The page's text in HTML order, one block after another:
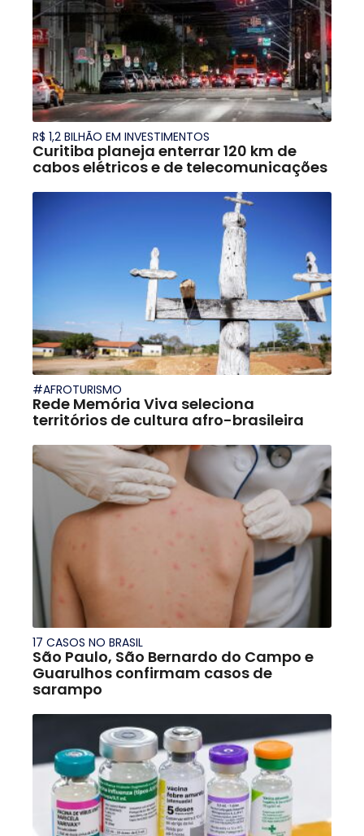
R$ 1,2 BILHÃO EM INVESTIMENTOS
Curitiba planeja enterrar 120 km de
cabos elétricos e de telecomunicações
#AFROTURISMO
Rede Memória Viva seleciona
territórios de cultura afro-brasileira
17 CASOS NO BRASIL
São Paulo, São Bernardo do Campo e
Guarulhos confirmam casos de
sarampo